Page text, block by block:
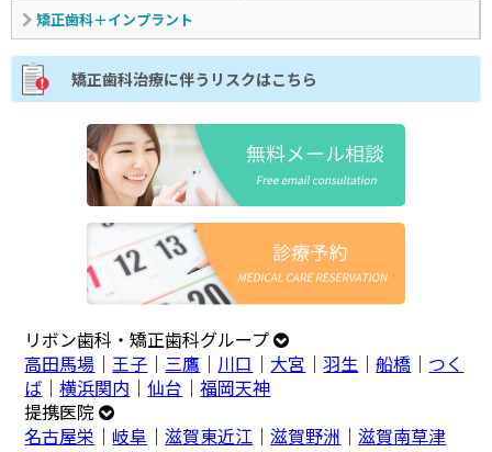
矯正歯科＋インプラント
矯正歯科治療に伴うリスクはこちら
リボン歯科・矯正歯科グループ
高田馬場 ｜ 王子 ｜ 三鷹 ｜ 川口 ｜ 大宮 ｜羽生 ｜船橋 ｜ つく
ば ｜横浜関内 ｜仙台 ｜福岡天神
提携医院
名古屋栄 ｜岐阜 ｜滋賀東近江 ｜滋賀野洲 ｜滋賀南草津